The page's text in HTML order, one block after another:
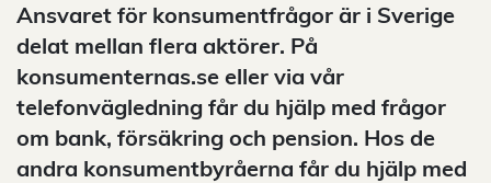
Ansvaret för konsumentfrågor är i Sverige
delat mellan flera aktörer. På
konsumenternas.se eller via vår
telefonvägledning får du hjälp med frågor
om bank, försäkring och pension. Hos de
andra konsumentbyråerna får du hjälp med